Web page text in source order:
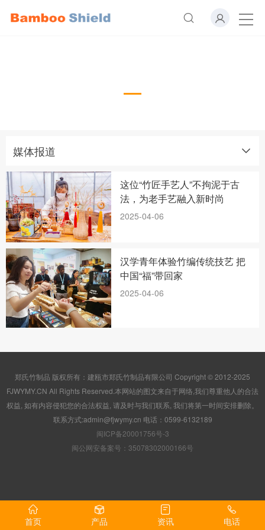
媒体报道
这位“竹匠手艺人”不拘泥于古
法，为老手艺融入新时尚
2025-04-06
汉学青年体验竹编传统技艺 把
中国“福”带回家
2025-04-06
郑氏竹制品 版权所有：建瓯市郑氏竹制品有限公司 Copyright © 2012-2025
FJWYMY.CN All Rights Reserved.本网站的图文来自于网络,我们尊重他人的合法
权益, 如有内容侵犯您的合法权益, 请及时与我们联系, 我们将第一时间安排删除。
联系方式:admin@fjwymy.cn 电话：0599-6132189
闽ICP备20001756号-3
闽公网安备案号：35078302000166号
首页 产品 资讯 电话